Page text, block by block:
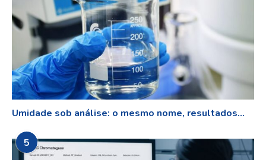
Umidade sob análise: o mesmo nome, resultados...
5